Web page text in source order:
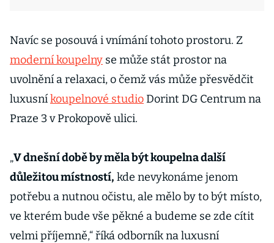
Navíc se posouvá i vnímání tohoto prostoru. Z
moderní koupelny se může stát prostor na
uvolnění a relaxaci, o čemž vás může přesvědčit
luxusníkoupelnové studioDorint DG Centrum na
Praze 3 v Prokopově ulici.
„V dnešní době by měla být koupelna další
důležitou místností, kde nevykonáme jenom
potřebu a nutnou očistu, ale mělo by to být místo,
ve kterém bude vše pěkné a budeme se zde cítit
velmi příjemně,“ říká odborník na luxusní